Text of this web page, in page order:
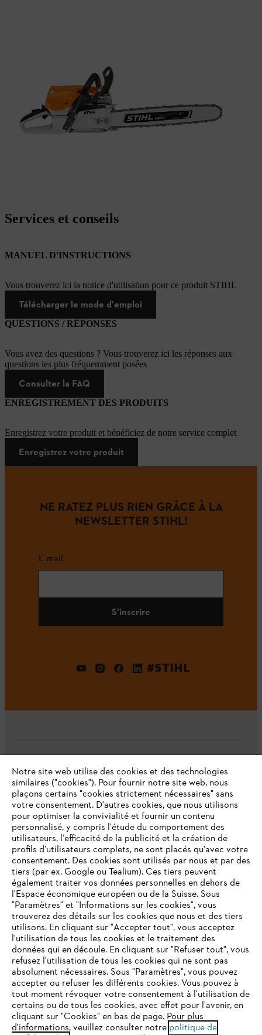
Services et conseils
MANUEL D'INSTRUCTIONS
Vous trouverez ici la notice d'utilisation pour ce produit STIHL
Télécharger le mode d'emploi
QUESTIONS / RÉPONSES
Vous avez des questions ? Vous trouverez ici les réponses aux
questions les plus fréquemment posées
Consulter la FAQ
ENREGISTREMENT DES PRODUITS
Enregistrez votre produit et bénéficiez de notre service complet
Enregistrez votre produit
NE RATEZ PLUS RIEN GRÂCE À LA
NEWSLETTER STIHL!
E-mail
S'inscrire
#STIHL
L'Entreprise
Questions fréquentes
Service
Politique de protection des données
Mentions légales Cookies
Informations juridiques
STIHL VERTRIEBS AG, 8617 Mönchaltorf
VOTRE NAVIGATEUR INTERNET
N'EST PLUS PRIS EN CHARGE
Vous utilisez un navigateur Internet que nous ne prenons plus
en charge, et certaines fonctionnalités de notre site ne
peuvent fonctionner correctement. Pour une utilisation
optimale de notre site, nous vous recommandons de passer à
l'un des navigateurs suivants :
Notre site web utilise des cookies et des technologies
similaires ("cookies"). Pour fournir notre site web, nous
plaçons certains "cookies strictement nécessaires" sans
votre consentement. D'autres cookies, que nous utilisons
pour optimiser la convivialité et fournir un contenu
personnalisé, y compris l'étude du comportement des
utilisateurs, l'efficacité de la publicité et la création de
profils d'utilisateurs complets, ne sont placés qu'avec votre
consentement. Des cookies sont utilisés par nous et par des
tiers (par ex. Google ou Tealium). Ces tiers peuvent
également traiter vos données personnelles en dehors de
l'Espace économique européen ou de la Suisse. Sous
"Paramètres" et "Informations sur les cookies", vous
trouverez des détails sur les cookies que nous et des tiers
utilisons. En cliquant sur "Accepter tout", vous acceptez
l'utilisation de tous les cookies et le traitement des
données qui en découle. En cliquant sur "Refuser tout", vous
refusez l'utilisation de tous les cookies qui ne sont pas
absolument nécessaires. Sous "Paramètres", vous pouvez
accepter ou refuser les différents cookies. Vous pouvez à
tout moment révoquer votre consentement à l'utilisation de
certains ou de tous les cookies, avec effet pour l'avenir, en
cliquant sur "Cookies" en bas de page. Pour plus
d'informations, veuillez consulter notre politique de